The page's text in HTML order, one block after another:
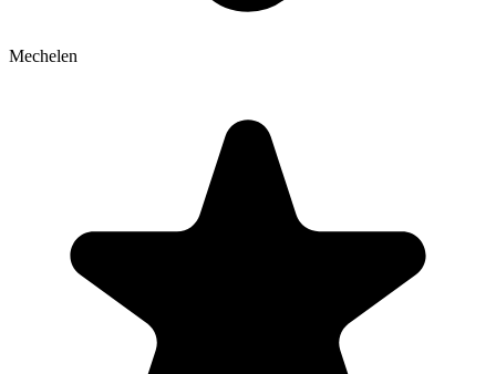
Mechelen